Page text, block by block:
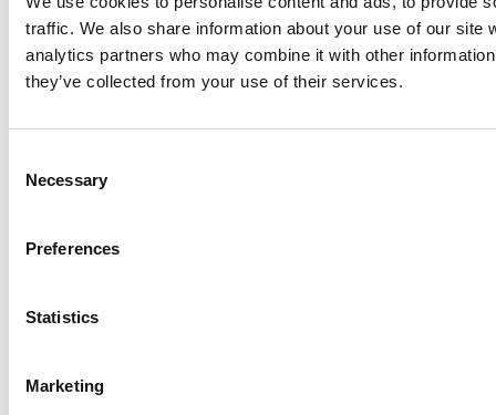
traffic. We also share information about your use of our site
analytics partners who may combine it with other
they’ve collected from your use of their services.
Selection
Necessary
Preferences
Statistics
Marketing
Ristijärven kunta
Sähköposti
Sivukartta >
Ristijärvi Facebookissa